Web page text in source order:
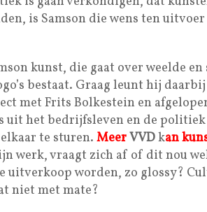
is Samson die wens ten
kunst, die gaat over weelde en
bestaat. Graag leunt hij
met Frits Bolkestein en
uit het bedrijfsleven en de
te sturen. MeerVVDkan
werk, vraagt zich af of dit nou
uitverkoop worden, zo glossy?
niet met mate?